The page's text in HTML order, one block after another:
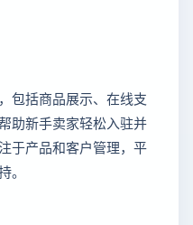
包括商品展示、在线支
助新手卖家轻松入驻并
于产品和客户管理，平
。